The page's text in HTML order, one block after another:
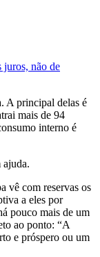
juros, não de
A principal delas é
mais de 94
interno é
ajuda.
vê com reservas os
a eles por
pouco mais de um
ao ponto: “A
e próspero ou um